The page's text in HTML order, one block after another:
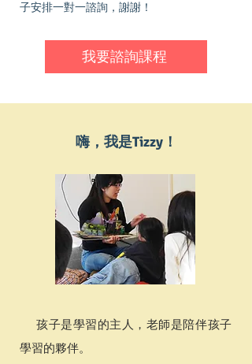
子安排一對一諮詢，謝謝！
我要諮詢課程
嗨，我是Tizzy！
孩子是學習的主人 ，老師是陪伴孩子
學習的夥伴。